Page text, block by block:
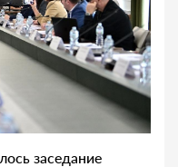
заседание